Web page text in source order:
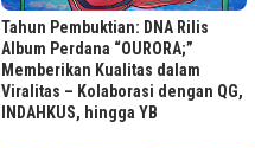
Tahun Pembuktian: DNA Rilis
Album Perdana “OURORA;”
Memberikan Kualitas dalam
Viralitas – Kolaborasi dengan QG,
INDAHKUS, hingga YB